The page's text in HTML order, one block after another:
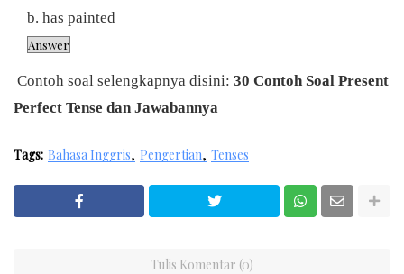
b. has painted
Contoh soal selengkapnya disini: 30 Contoh Soal Present
Perfect Tense dan Jawabannya
Tags: Bahasa Inggris Pengertian Tenses
Tulis Komentar (0)